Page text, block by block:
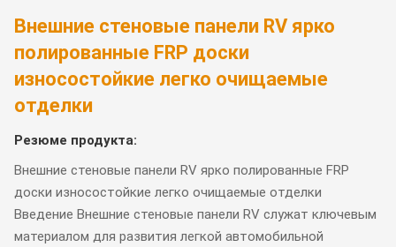
Внешние стеновые панели RV ярко
полированные FRP доски
износостойкие легко очищаемые
отделки
Резюме продукта:
Внешние стеновые панели RV ярко полированные FRP
доски износостойкие легко очищаемые отделки
Введение Внешние стеновые панели RV служат ключевым
материалом для развития легкой автомобильной